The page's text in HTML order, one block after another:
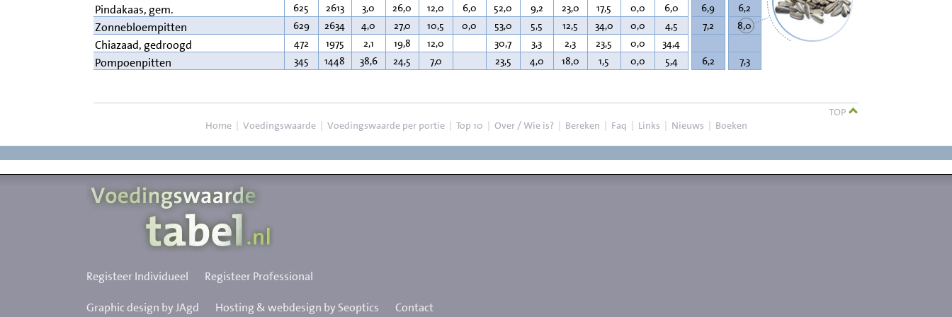
Pindakaas, gem. 625 2613 3,0 26,0 12,0 6,0 52,0 9,2 23,0 17,5 0,0 6,0 6,9 6,2
Zonnebloempitten 629 2634 4,0 27,0 10,5 0,0 53,0 5,5 12,5 34,0 0,0 4,5 7,2 8,0
Chiazaad, gedroogd 472 1975 2,1 19,8 12,0 30,7 3,3 2,3 23,5 0,0 34,4
Pompoenpitten 345 1448 38,6 24,5 7,0 23,5 4,0 18,0 1,5 0,0 5,4 6,2 7,3
TOP
Home | Voedingswaarde | Voedingswaarde per portie | Top 10 | Over / Wie is? | Bereken | Faq | Links | Nieuws | Boeken
Registeer Individueel Registeer Professional
Graphic design by JAgd Hosting & webdesign by Seoptics Contact